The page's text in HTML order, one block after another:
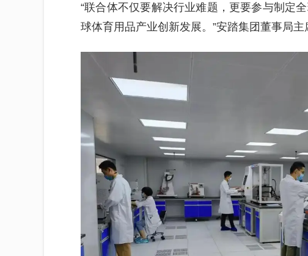
“联合体不仅要解决行业难题，更要参与制定
球体育用品产业创新发展。”安踏集团董事局主